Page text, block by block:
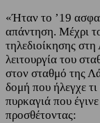
«Ήταν το ’19
απάντηση. Μέχρι
τηλεδιοίκησης
λειτουργία του
στον σταθμό της
δομή που ήλεγχε
πυρκαγιά που
προσθέτοντας: